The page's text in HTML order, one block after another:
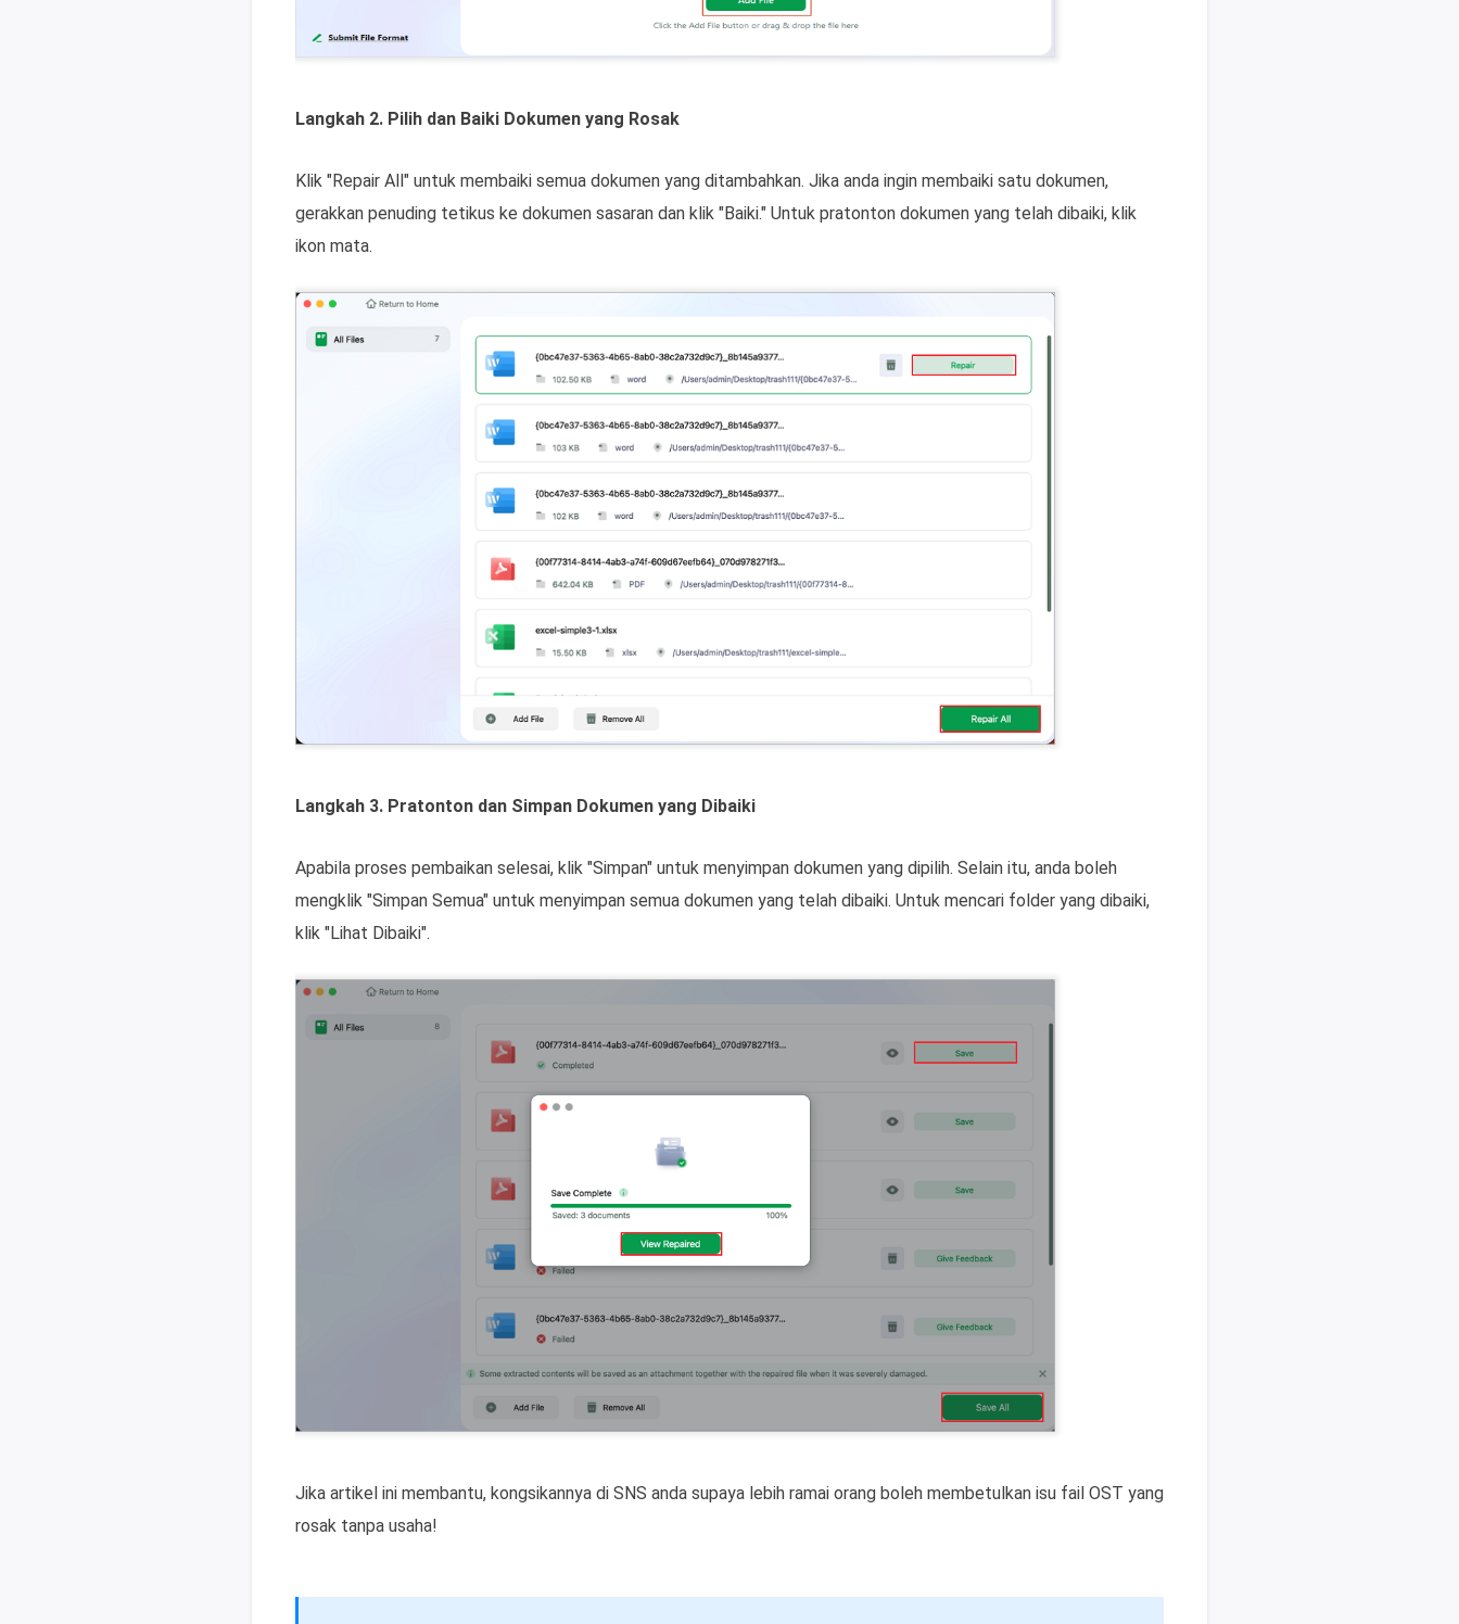
Langkah 2. Pilih dan Baiki Dokumen yang Rosak
Klik "Repair All" untuk membaiki semua dokumen yang ditambahkan. Jika anda ingin membaiki satu dokumen,
gerakkan penuding tetikus ke dokumen sasaran dan klik "Baiki." Untuk pratonton dokumen yang telah dibaiki, klik
ikon mata.
Langkah 3. Pratonton dan Simpan Dokumen yang Dibaiki
Apabila proses pembaikan selesai, klik "Simpan" untuk menyimpan dokumen yang dipilih. Selain itu, anda boleh
mengklik "Simpan Semua" untuk menyimpan semua dokumen yang telah dibaiki. Untuk mencari folder yang dibaiki,
klik "Lihat Dibaiki".
Jika artikel ini membantu, kongsikannya di SNS anda supaya lebih ramai orang boleh membetulkan isu fail OST yang
rosak tanpa usaha!